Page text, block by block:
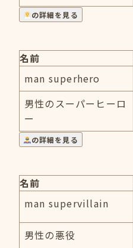
の詳細を見る
名前
man superhero
男性のスーパーヒーロ
ー
の詳細を見る
名前
man supervillain
男性の悪役